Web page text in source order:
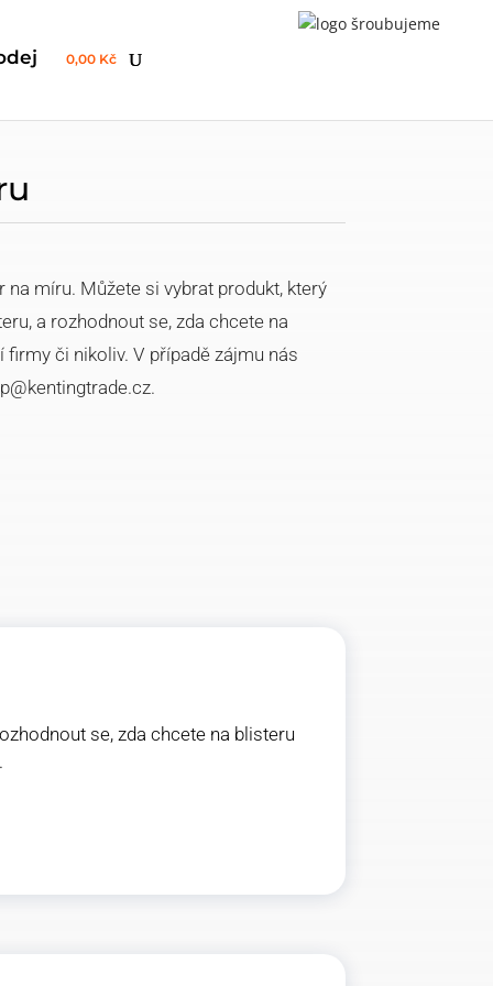
0,00 Kč
míru. Můžete si vybrat produkt, který
a rozhodnout se, zda chcete na
či nikoliv. V případě zájmu nás
se, zda chcete na blisteru